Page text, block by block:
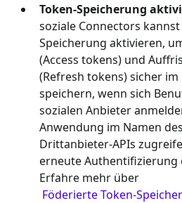
Token-Speicherung
soziale Connectors
Speicherung aktivieren,
(Access tokens) und
(Refresh tokens) sicher im
speichern, wenn sich
sozialen Anbieter
Anwendung im Namen
Drittanbieter-APIs
erneute Authentifizierung
Erfahre mehr über
Föderierte Token-